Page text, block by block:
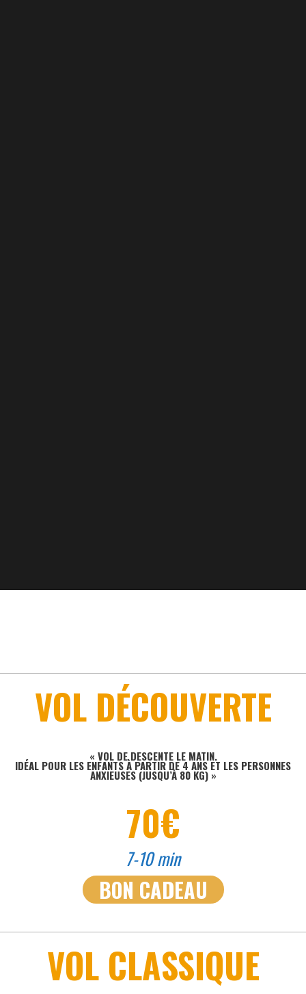
VOL DÉCOUVERTE
« VOL DE DESCENTE LE MATIN.
IDÉAL POUR LES ENFANTS À PARTIR DE 4 ANS ET LES PERSONNES
ANXIEUSES (JUSQU’À 80 KG) »
70€
7-10 min
BON CADEAU
VOL CLASSIQUE